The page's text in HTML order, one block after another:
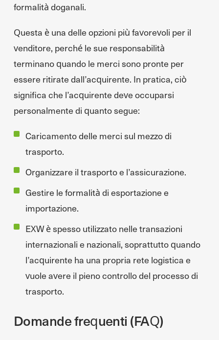
formalità doganali.
Questa è una delle opzioni più favorevoli per il
venditore, perché le sue responsabilità
terminano quando le merci sono pronte per
essere ritirate dall’acquirente. In pratica, ciò
significa che l’acquirente deve occuparsi
personalmente di quanto segue:
Caricamento delle merci sul mezzo di
trasporto.
Organizzare il trasporto e l’assicurazione.
Gestire le formalità di esportazione e
importazione.
EXW è spesso utilizzato nelle transazioni
internazionali e nazionali, soprattutto quando
l’acquirente ha una propria rete logistica e
vuole avere il pieno controllo del processo di
trasporto.
Domande frequenti (FAQ)